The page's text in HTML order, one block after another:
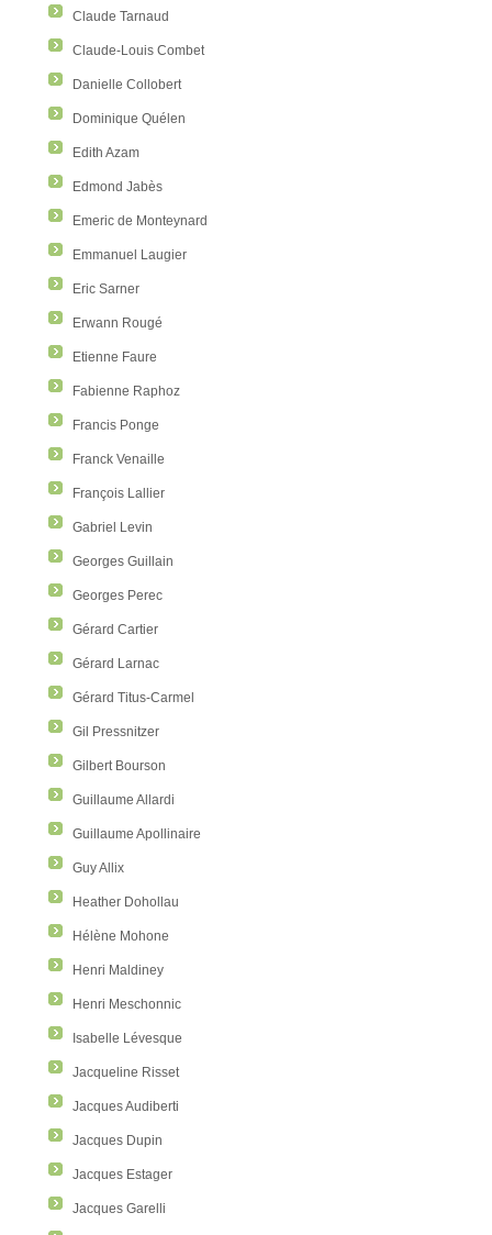
Claude Tarnaud
Claude-Louis Combet
Danielle Collobert
Dominique Quélen
Edith Azam
Edmond Jabès
Emeric de Monteynard
Emmanuel Laugier
Eric Sarner
Erwann Rougé
Etienne Faure
Fabienne Raphoz
Francis Ponge
Franck Venaille
François Lallier
Gabriel Levin
Georges Guillain
Georges Perec
Gérard Cartier
Gérard Larnac
Gérard Titus-Carmel
Gil Pressnitzer
Gilbert Bourson
Guillaume Allardi
Guillaume Apollinaire
Guy Allix
Heather Dohollau
Hélène Mohone
Henri Maldiney
Henri Meschonnic
Isabelle Lévesque
Jacqueline Risset
Jacques Audiberti
Jacques Dupin
Jacques Estager
Jacques Garelli